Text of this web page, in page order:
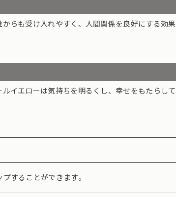
らも受け入れやすく、人間関係を良好にする効果
イエローは気持ちを明るくし、幸せをもたらして
することができます。